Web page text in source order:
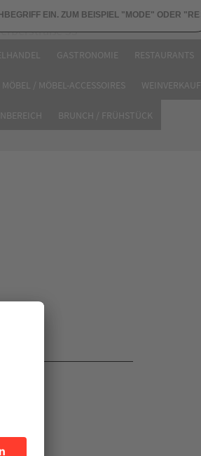
GASTRONOMIE RESTAURANTS
MÖBEL / MÖBEL-ACCESSOIRES WEINVERKAUF
BRUNCH / FRÜHSTÜCK
55
07131 2780869